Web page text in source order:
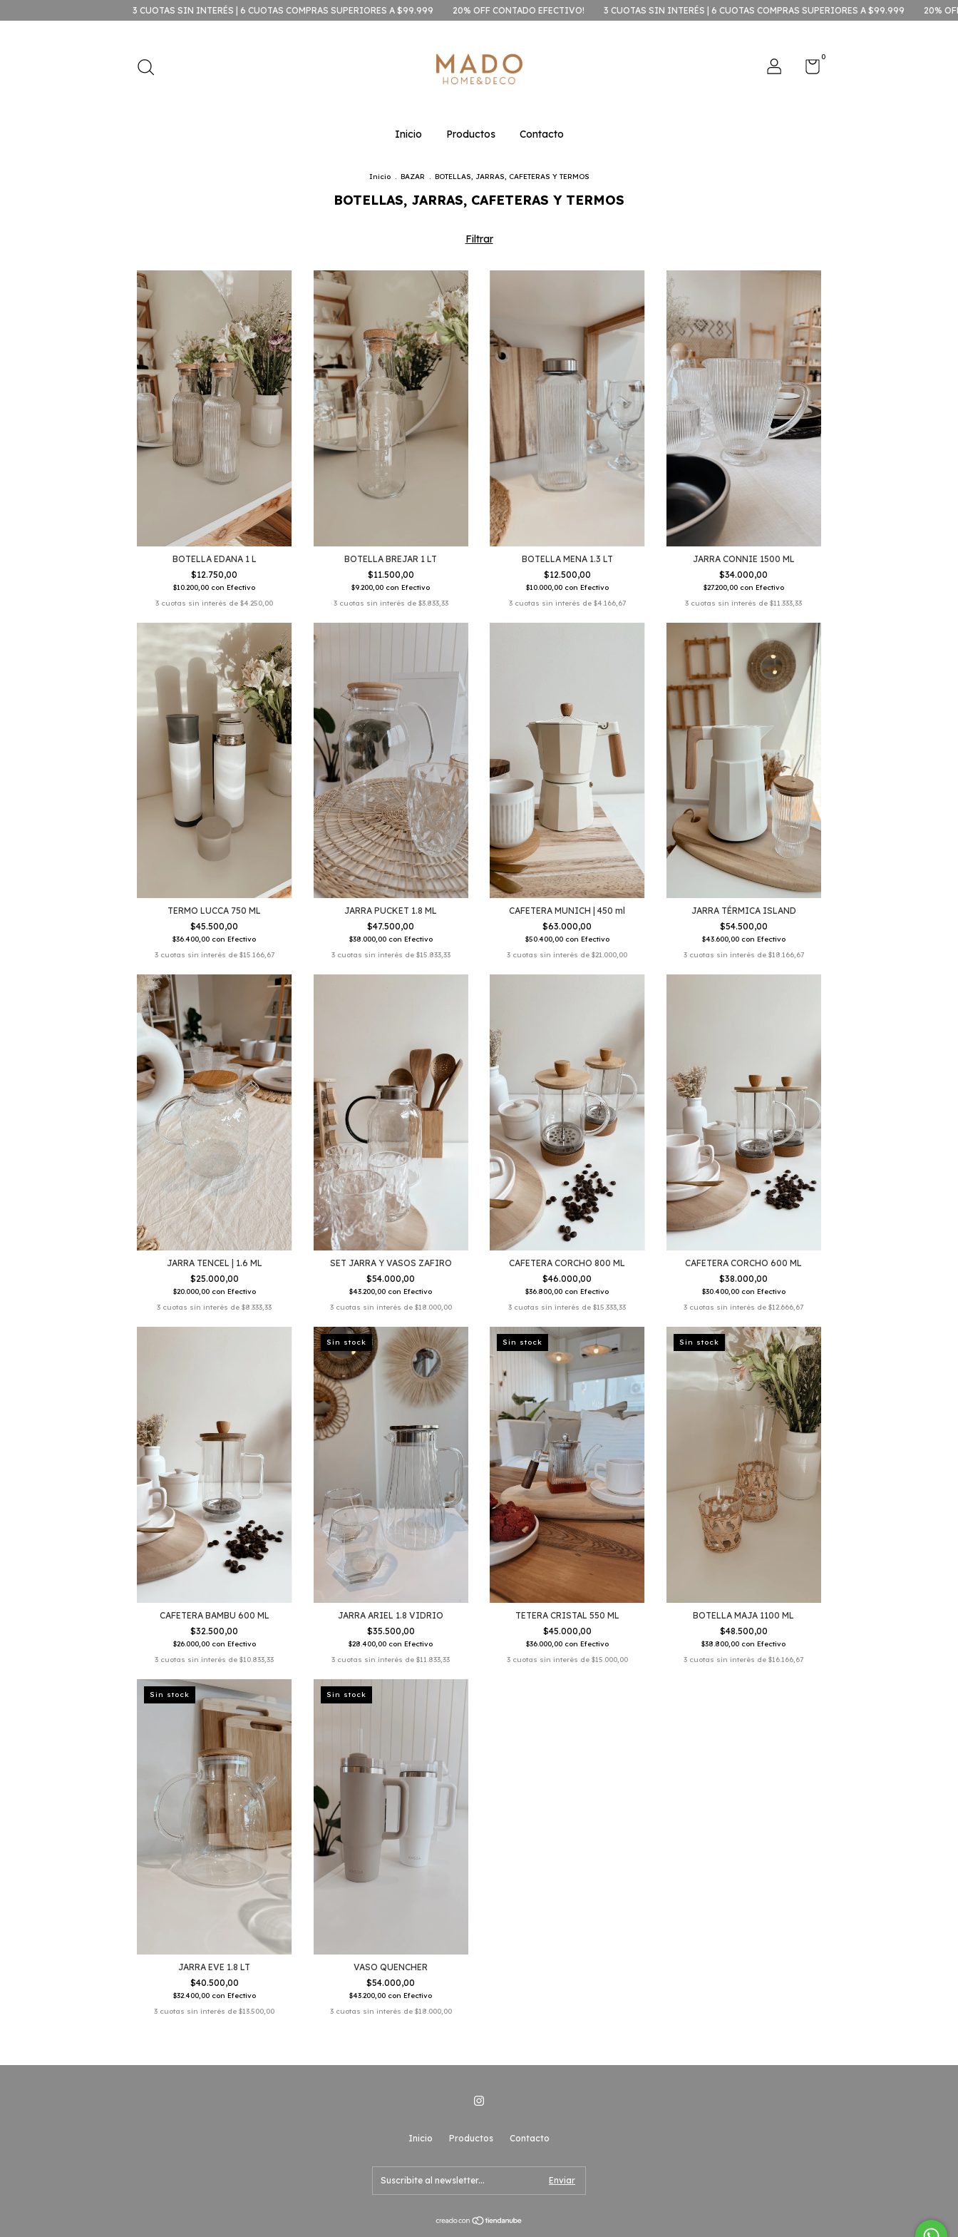
3 CUOTAS SIN INTERÉS | 6 CUOTAS COMPRAS SUPERIORES A $99.999 20% OFF CONTADO EFECTIVO! 3 CUOTAS SIN INTERÉS | 6 CUOTAS COMPRAS SUPERIORES A $99.999 20% OFF CONTADO EFECTIVO!
0
Inicio Productos Contacto
Inicio . BAZAR . BOTELLAS, JARRAS, CAFETERAS Y TERMOS
BOTELLAS, JARRAS, CAFETERAS Y TERMOS
Filtrar
BOTELLA EDANA 1 L
$12.750,00
$10.200,00 con Efectivo
3 cuotas sin interés de$4.250,00
BOTELLA BREJAR 1 LT
$11.500,00
$9.200,00 con Efectivo
3 cuotas sin interés de $3.833,33
BOTELLA MENA 1.3 LT
$12.500,00
$10.000,00 con Efectivo
3 cuotas sin interés de $4.166,67
JARRA CONNIE 1500 ML
$34.000,00
$27.200,00 con Efectivo
3 cuotas sin interés de$11.333,33
TERMO LUCCA 750 ML
$45.500,00
$36.400,00 con Efectivo
3 cuotas sin interés de $15.166,67
JARRA PUCKET 1.8 ML
$47.500,00
$38.000,00 con Efectivo
3 cuotas sin interés de $15.833,33
CAFETERA MUNICH | 450 ml
$63.000,00
$50.400,00 con Efectivo
3 cuotas sin interés de$21.000,00
JARRA TÉRMICA ISLAND
$54.500,00
$43.600,00 con Efectivo
3 cuotas sin interés de $18.166,67
JARRA TENCEL | 1.6 ML
$25.000,00
$20.000,00 con Efectivo
3 cuotas sin interés de$8.333,33
SET JARRA Y VASOS ZAFIRO
$54.000,00
$43.200,00 con Efectivo
3 cuotas sin interés de $18.000,00
CAFETERA CORCHO 800 ML
$46.000,00
$36.800,00 con Efectivo
3 cuotas sin interés de$15.333,33
CAFETERA CORCHO 600 ML
$38.000,00
$30.400,00 con Efectivo
3 cuotas sin interés de$12.666,67
CAFETERA BAMBU 600 ML
$32.500,00
$26.000,00 con Efectivo
3 cuotas sin interés de$10.833,33
Sin stock
JARRA ARIEL 1.8 VIDRIO
$35.500,00
$28.400,00 con Efectivo
3 cuotas sin interés de$11.833,33
Sin stock
TETERA CRISTAL 550 ML
$45.000,00
$36.000,00 con Efectivo
3 cuotas sin interés de $15.000,00
Sin stock
BOTELLA MAJA 1100 ML
$48.500,00
$38.800,00 con Efectivo
3 cuotas sin interés de$16.166,67
Sin stock
JARRA EVE 1.8 LT
$40.500,00
$32.400,00 con Efectivo
3 cuotas sin interés de$13.500,00
Sin stock
VASO QUENCHER
$54.000,00
$43.200,00 con Efectivo
3 cuotas sin interés de $18.000,00
Inicio Productos Contacto